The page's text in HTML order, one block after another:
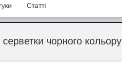
Статті
чорного кольору